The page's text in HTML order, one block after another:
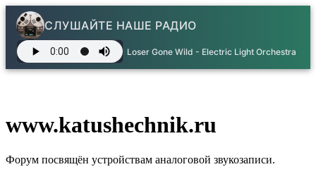
СЛУШАЙТЕ НАШЕ РАДИО
Loser Gone Wild - Electric Light Orchestra
www.katushechnik.ru
Форум посвящён устройствам аналоговой звукозаписи.